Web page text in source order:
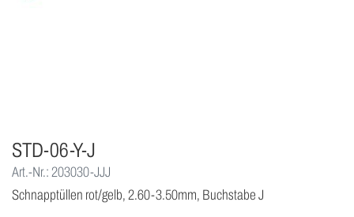
STD-06-Y-J
Art.-Nr.: 203030-JJJ
Schnapptüllen rot/gelb, 2.60-3.50mm, Buchstabe J